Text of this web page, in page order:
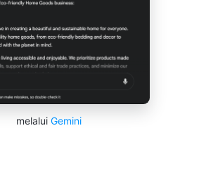
melalui Gemini